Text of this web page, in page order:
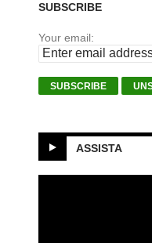
SUBSCRIBE
Your email:
ASSISTA